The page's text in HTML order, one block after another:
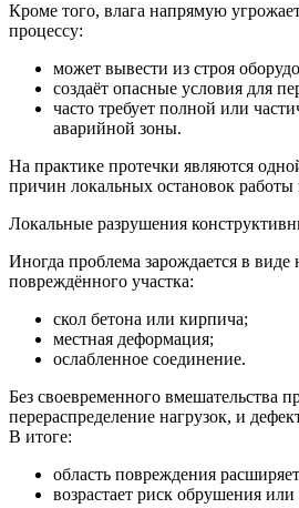
Кроме того, влага напрямую
процессу:
может вывести из строя
создаёт опасные условия для
часто требует полной или
аварийной зоны.
На практике протечки являются
причин локальных остановок работы
Локальные разрушения
Иногда проблема зарождается в виде
повреждённого участка:
скол бетона или кирпича;
местная деформация;
ослабленное соединение.
Без своевременного вмешательства
перераспределение нагрузок, и
В итоге:
область повреждения
возрастает риск обрушения или